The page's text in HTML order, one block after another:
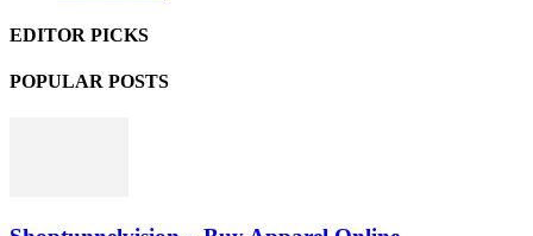
EDITOR PICKS
POPULAR POSTS